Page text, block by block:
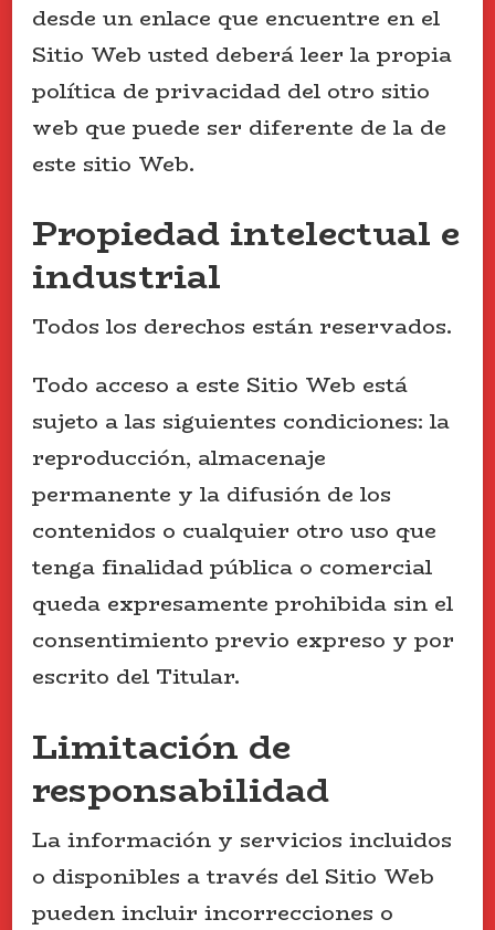
desde un enlace que encuentre en el
Sitio Web usted deberá leer la propia
política de privacidad del otro sitio
web que puede ser diferente de la de
este sitio Web.
Propiedad intelectual e
industrial
Todos los derechos están reservados.
Todo acceso a este Sitio Web está
sujeto a las siguientes condiciones: la
reproducción, almacenaje
permanente y la difusión de los
contenidos o cualquier otro uso que
tenga finalidad pública o comercial
queda expresamente prohibida sin el
consentimiento previo expreso y por
escrito del Titular.
Limitación de
responsabilidad
La información y servicios incluidos
o disponibles a través del Sitio Web
pueden incluir incorrecciones o